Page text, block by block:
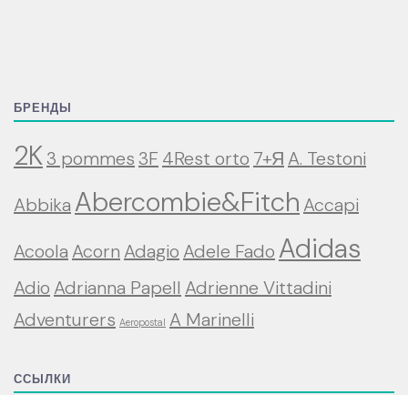
БРЕНДЫ
2K3 pommes3F 4Rest orto 7+Я A. Testoni
Abbika Abercombie&Fitch Accapi
Acoola Acorn Adagio Adele Fado Adidas
Adio Adrianna Papell Adrienne Vittadini
Adventurers Aeropostal A Marinelli
ССЫЛКИ